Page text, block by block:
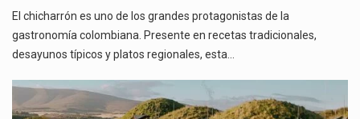
El chicharrón es uno de los grandes protagonistas de la
gastronomía colombiana. Presente en recetas tradicionales,
desayunos típicos y platos regionales, esta…